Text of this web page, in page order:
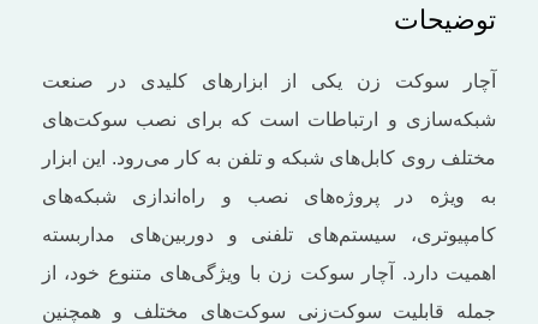
توضیحات
آچار سوکت زن یکی از ابزارهای کلیدی در صنعت
شبکه‌سازی و ارتباطات است که برای نصب سوکت‌های
مختلف روی کابل‌های شبکه و تلفن به کار می‌رود. این ابزار
به ‌ویژه در پروژه‌های نصب و راه‌اندازی شبکه‌های
کامپیوتری، سیستم‌های تلفنی و دوربین‌های مداربسته
اهمیت دارد. آچار سوکت زن با ویژگی‌های متنوع خود، از
جمله قابلیت سوکت‌زنی سوکت‌های مختلف و همچنین